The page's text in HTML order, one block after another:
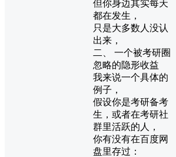
但你身边其实每天
都在发生，
只是大多数人没认
出来，
二、 一个被考研圈
忽略的隐形收益
我来说一个具体的
例子，
假设你是考研备考
生，或者在考研社
群里活跃的人，
你有没有在百度网
盘里存过：